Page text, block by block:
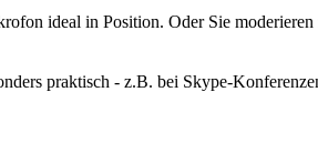
ideal in Position. Oder Sie
praktisch - z.B. bei Skype-